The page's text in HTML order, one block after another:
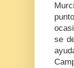
se